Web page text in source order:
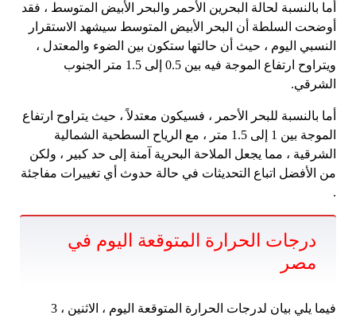
أما بالنسبة لحالة البحرين الأحمر والبحر الأبيض المتوسط ​​، فقد
أوضحت السلطة أن البحر الأبيض المتوسط ​​سيشهد الاستقرار
النسبي اليوم ، حيث أن حالتها ستكون بين الضوء والمعتدل ،
ويتراوح ارتفاع الموجة فيه بين 0.5 إلى 1.5 متر الجنوب
الشرقي.
أما بالنسبة للبحر الأحمر ، فسيكون معتدلاً ، حيث يتراوح ارتفاع
الموجة بين 1 إلى 1.5 متر ، مع الرياح السطحية الشمالية
الشرقية ، مما يجعل الملاحة البحرية آمنة إلى حد كبير ، ولكن
من الأفضل اتباع التحديثات في حالة حدوث أي تغييرات مفاجئة
.
درجات الحرارة المتوقعة اليوم في
مصر
فيما يلي بيان لدرجات الحرارة المتوقعة اليوم ، الاثنين ، 3